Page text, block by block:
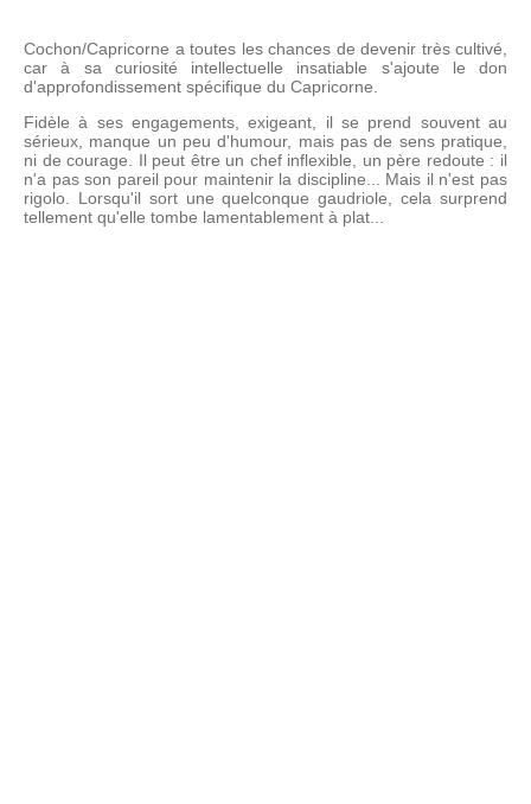
Cochon/Capricorne a toutes les chances de devenir très cultivé,
car à sa curiosité intellectuelle insatiable s'ajoute le don
d'approfondissement spécifique du Capricorne.
Fidèle à ses engagements, exigeant, il se prend souvent au
sérieux, manque un peu d'humour, mais pas de sens pratique,
ni de courage. Il peut être un chef inflexible, un père redoute : il
n'a pas son pareil pour maintenir la discipline... Mais il n'est pas
rigolo. Lorsqu'il sort une quelconque gaudriole, cela surprend
tellement qu'elle tombe lamentablement à plat...